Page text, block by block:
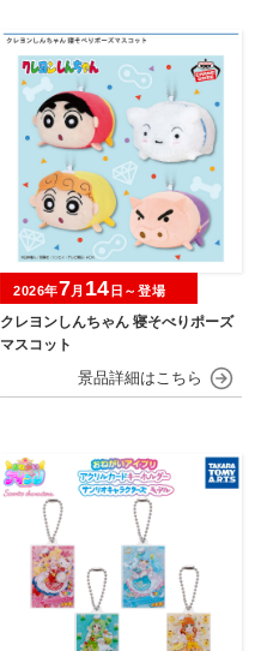
クレヨンしんちゃん 寝そべりポーズ
マスコット
2026年7月 14 日～登場